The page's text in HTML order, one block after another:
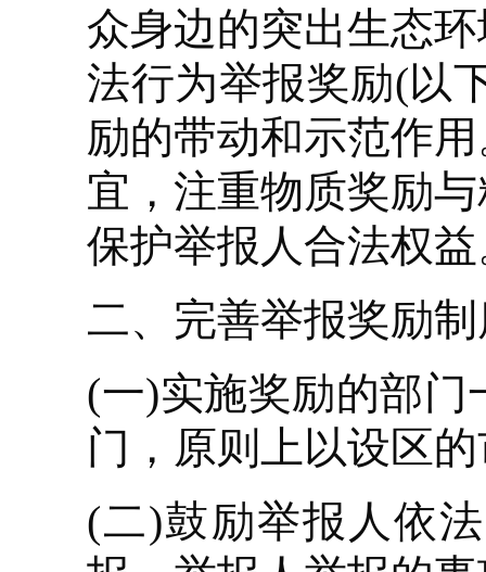
众身边的突出生态
法行为举报奖励(以
励的带动和示范作
宜，注重物质奖励
保护举报人合法权
二、完善举报奖励
(一)实施奖励的部
门，原则上以设区
(二)鼓励举报人依